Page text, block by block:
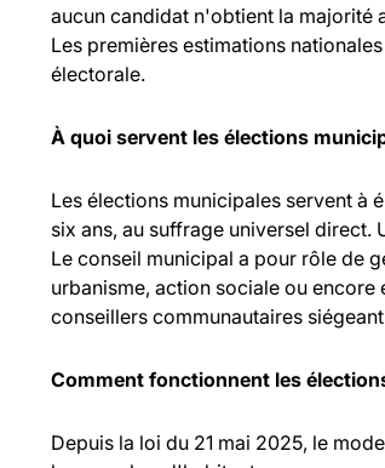
aucun candidat n'obtient la majorité
Les premières estimations
électorale.
À quoi servent les élections
Les élections municipales servent à
six ans, au suffrage universel direct.
Le conseil municipal a pour rôle de
urbanisme, action sociale ou
conseillers communautaires
Comment fonctionnent les
Depuis la loi du 21 mai 2025, le